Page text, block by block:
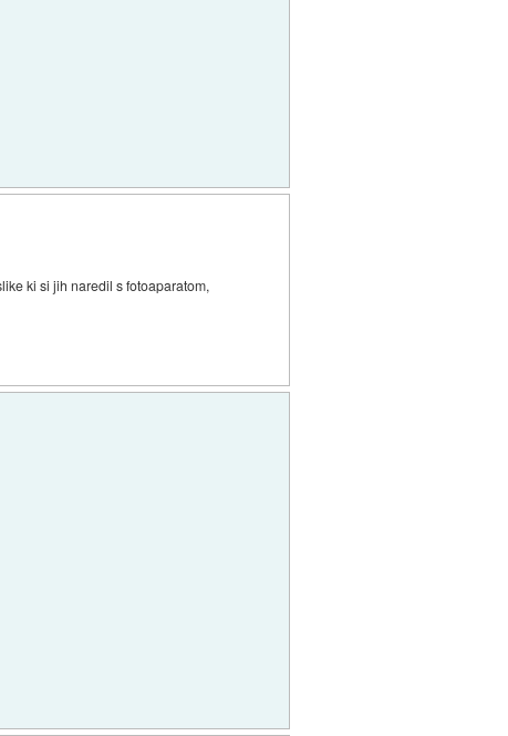
ki si jih naredil s fotoaparatom,